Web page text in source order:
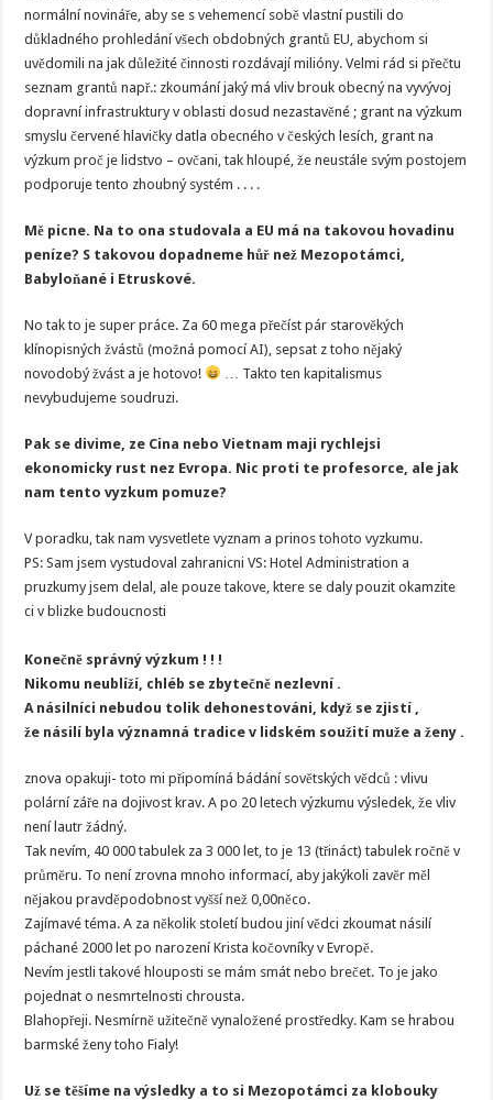
normální novináře, aby se s vehemencí sobě vlastní pustili do
důkladného prohledání všech obdobných grantů EU, abychom si
uvědomili na jak důležité činnosti rozdávají milióny. Velmi rád si přečtu
seznam grantů např.: zkoumání jaký má vliv brouk obecný na vyvývoj
dopravní infrastruktury v oblasti dosud nezastavěné ; grant na výzkum
smyslu červené hlavičky datla obecného v českých lesích, grant na
výzkum proč je lidstvo – ovčani, tak hloupé, že neustále svým postojem
podporuje tento zhoubný systém . . . .
Mě picne. Na to ona studovala a EU má na takovou hovadinu
peníze? S takovou dopadneme hůř než Mezopotámci,
Babyloňané i Etruskové.
No tak to je super práce. Za 60 mega přečíst pár starověkých
klínopisných žvástů (možná pomocí AI), sepsat z toho nějaký
novodobý žvást a je hotovo!
… Takto ten kapitalismus
nevybudujeme soudruzi.
Pak se divime, ze Cina nebo Vietnam maji rychlejsi
ekonomicky rust nez Evropa. Nic proti te profesorce, ale jak
nam tento vyzkum pomuze?
V poradku, tak nam vysvetlete vyznam a prinos tohoto vyzkumu.
PS: Sam jsem vystudoval zahranicni VS: Hotel Administration a
pruzkumy jsem delal, ale pouze takove, ktere se daly pouzit okamzite
ci v blizke budoucnosti
Konečně správný výzkum ! ! !
Nikomu neublíží, chléb se zbytečně nezlevní .
A násilníci nebudou tolik dehonestováni, když se zjistí ,
že násilí byla významná tradice v lidském soužití muže a ženy .
znova opakuji- toto mi připomíná bádání sovětských vědců : vlivu
polární záře na dojivost krav. A po 20 letech výzkumu výsledek, že vliv
není lautr žádný.
Tak nevím, 40 000 tabulek za 3 000 let, to je 13 (třináct) tabulek ročně v
průměru. To není zrovna mnoho informací, aby jakýkoli zavěr měl
nějakou pravděpodobnost vyšší než 0,00něco.
Zajímavé téma. A za několik století budou jiní vědci zkoumat násilí
páchané 2000 let po narození Krista kočovníky v Evropě.
Nevím jestli takové hlouposti se mám smát nebo brečet. To je jako
pojednat o nesmrtelnosti chrousta.
Blahopřeji. Nesmírně užitečně vynaložené prostředky. Kam se hrabou
barmské ženy toho Fialy!
Už se těšíme na výsledky a to si Mezopotámci za klobouky